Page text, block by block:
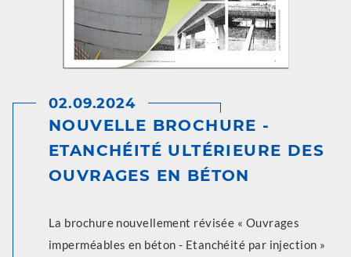
02.09.2024
NOUVELLE BROCHURE -
ETANCHÉITÉ ULTÉRIEURE DES
OUVRAGES EN BÉTON
La brochure nouvellement révisée « Ouvrages
imperméables en béton - Etanchéité par injection »